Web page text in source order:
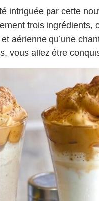
intriguée par cette
trois ingrédients,
aérienne qu’une
vous allez être